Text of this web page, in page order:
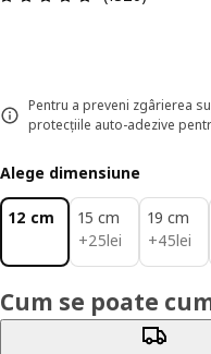
Pentru a preveni zgârierea
protecțiile auto-adezive
Alege dimensiune
12 cm
15 cm
+25lei
25lei
19 cm
+45lei
45lei
Cum se poate